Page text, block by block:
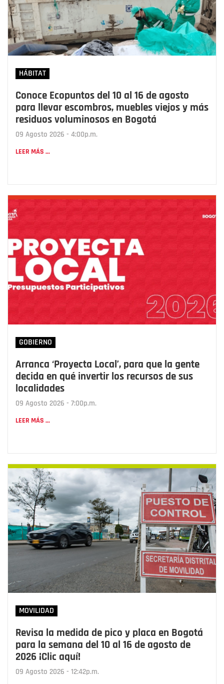
HÁBITAT
Conoce Ecopuntos del 10 al 16 de agosto
para llevar escombros, muebles viejos y más
residuos voluminosos en Bogotá
09 Agosto 2026 - 4:00p.m.
LEER MÁS ...
GOBIERNO
Arranca ‘Proyecta Local’, para que la gente
decida en qué invertir los recursos de sus
localidades
09 Agosto 2026 - 7:00p.m.
LEER MÁS ...
MOVILIDAD
Revisa la medida de pico y placa en Bogotá
para la semana del 10 al 16 de agosto de
2026 ¡Clic aquí!
09 Agosto 2026 - 12:42p.m.